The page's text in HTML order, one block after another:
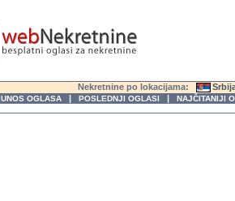
Nekretnine po lokacijama:
UNOS OGLASA | POSLEDNJI OGLASI | NAJČITANIJI